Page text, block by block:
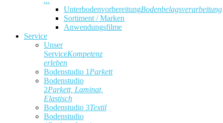
UnterbodenvorbereitungBodenbelagsverarbeitung
Sortiment / Marken
Anwendungsfilme
Service
Unser
ServiceKompetenz
erleben
Bodenstudio 1 Parkett
Bodenstudio
2Parkett, Laminat,
Elastisch
Bodenstudio 3Textil
Bodenstudio